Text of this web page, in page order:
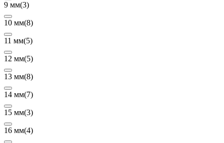
9 мм(3)
10 мм(8)
11 мм(5)
12 мм(5)
13 мм(8)
14 мм(7)
15 мм(3)
16 мм(4)